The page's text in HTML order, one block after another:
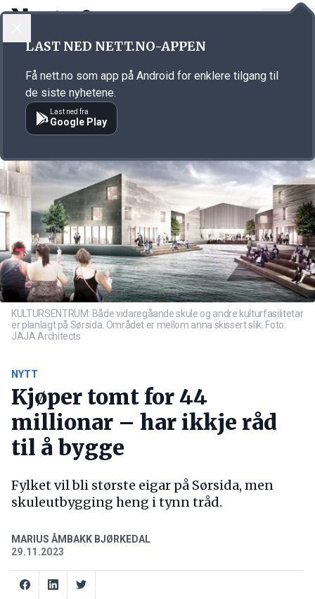
Annonsørinnhold
KULTURSENTRUM: Både vidaregåande skule og andre kulturfasilitetar
er planlagt på Sørsida. Området er mellom anna skissert slik. Foto:
JAJA Architects
NYTT
Kjøper tomt for 44
millionar – har ikkje råd
til å bygge
Fylket vil bli største eigar på Sørsida, men
skuleutbygging heng i tynn tråd.
MARIUS ÅMBAKK BJØRKEDAL
29.11.2023
LAST NED NETT.NO-APPEN
Få nett.no som app på Android for enklere tilgang til
de siste nyhetene.
Last ned fra
Google Play